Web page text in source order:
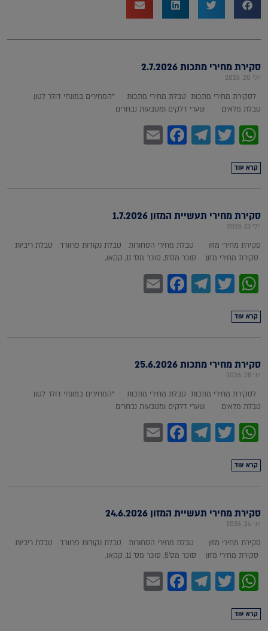
סקירת מחירי מתכות 2.7.2026
יולי 20, 2026
לסקירת מחירי מתכות טבלת מחירי מתכות *המחירים במונחי דולר לטון
טבלת מלאים שערי דלקים ומטבעות נבחרים
WhatsApp
Twitter
Telegram
Facebook
קרא עוד
סקירת מחירי תעשיית המזון 1.7.2026
יולי 13, 2026
סקירת מחירי מזון טבלת מחירי הסחורות טבלת נקודות פרוורד טבלת ריביות
סקירת מחירי מזון סוכר מס'5, סוכר מס' 11, קקאו,
WhatsApp
Twitter
Telegram
Facebook
קרא עוד
סקירת מחירי מתכות 25.6.2026
יוני 28, 2026
לסקירת מחירי מתכות טבלת מחירי מתכות *המחירים במונחי דולר לטון
טבלת מלאים שערי דלקים ומטבעות נבחרים
WhatsApp
Twitter
Telegram
Facebook
קרא עוד
סקירת מחירי תעשיית המזון 24.6.2026
יוני 24, 2026
סקירת מחירי מזון טבלת מחירי הסחורות טבלת נקודות פרוורד טבלת ריביות
סקירת מחירי מזון סוכר מס'5, סוכר מס' 11, קקאו,
WhatsApp
Twitter
Telegram
Facebook
קרא עוד